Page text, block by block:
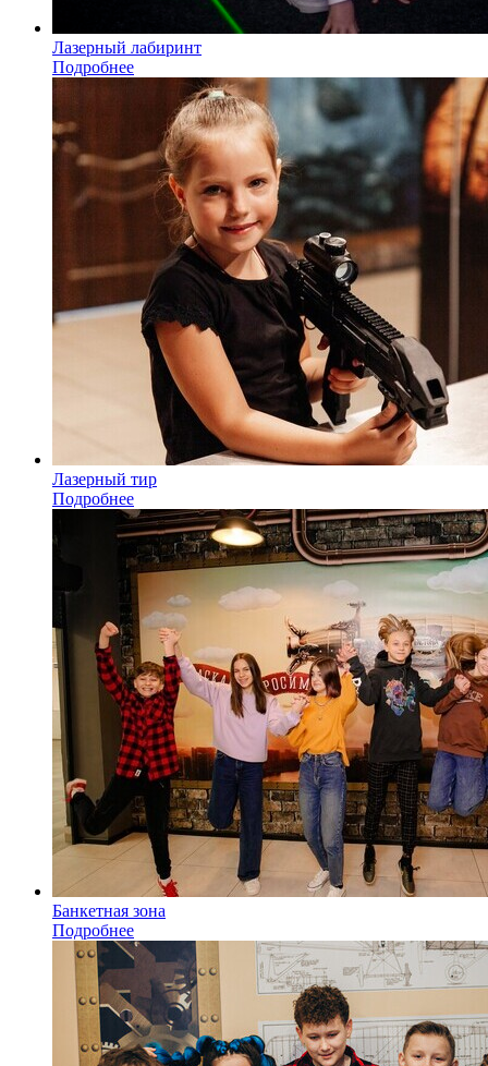
Лазерный лабиринт
Подробнее
Лазерный тир
Подробнее
Банкетная зона
Подробнее